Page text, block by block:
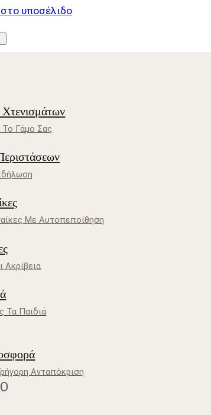
υποσέλιδο
Το Γάμο Σας
Με Αυτοπεποίθηση
Ακρίβεια
Τα Παιδιά
Ανταπόκριση